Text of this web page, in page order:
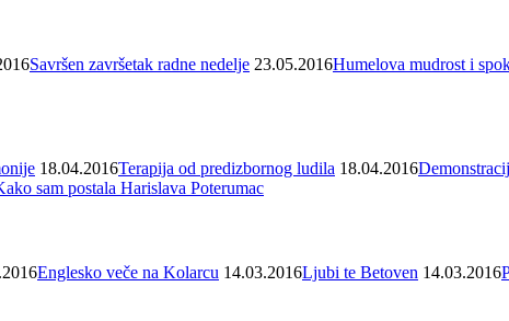
Savršen završetak radne nedelje 23.05.2016Humelova mudrost i
18.04.2016Terapija od predizbornog ludila 18.04.2016
sam postala Harislava Poterumac
Englesko veče na Kolarcu 14.03.2016Ljubi te Betoven 14.03.2016